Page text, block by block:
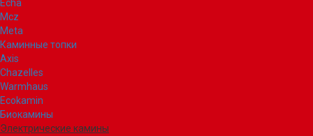
Echa
Mcz
Meta
Каминные топки
Axis
Chazelles
Warmhaus
Ecokamin
Биокамины
Электрические камины